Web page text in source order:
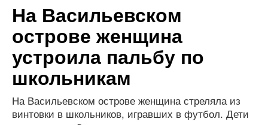
На Васильевском
острове женщина
устроила пальбу по
школьникам
На Васильевском острове женщина стреляла из
винтовки в школьников, игравших в футбол. Дети